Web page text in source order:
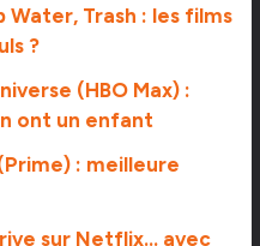
Water, Trash : les films
?
(HBO Max) :
ont un enfant
: meilleure
sur Netflix… avec